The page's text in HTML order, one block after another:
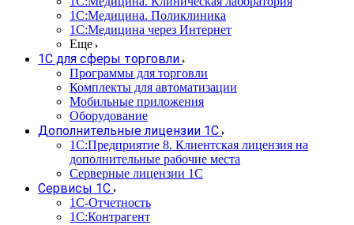
1С:Медицина. Поликлиника
1С:Медицина через Интернет
Еще
1С для сферы торговли
Программы для торговли
Комплекты для автоматизации
Мобильные приложения
Оборудование
Дополнительные лицензии 1С
1С:Предприятие 8. Клиентская лицензия на
дополнительные рабочие места
Серверные лицензии 1С
Сервисы 1С
1С-Отчетность
1С:Контрагент